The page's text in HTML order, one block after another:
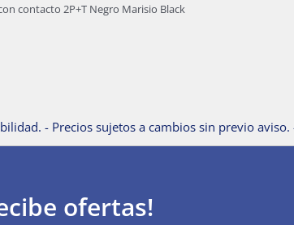
contacto 2P+T Negro Marisio Black
- Precios sujetos a cambios sin previo
ofertas!